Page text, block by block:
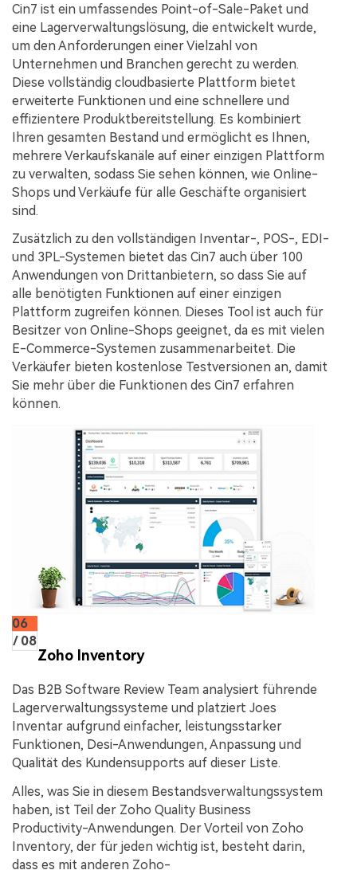
Cin7 ist ein umfassendes Point-of-Sale-Paket und
eine Lagerverwaltungslösung, die entwickelt wurde,
um den Anforderungen einer Vielzahl von
Unternehmen und Branchen gerecht zu werden.
Diese vollständig cloudbasierte Plattform bietet
erweiterte Funktionen und eine schnellere und
effizientere Produktbereitstellung. Es kombiniert
Ihren gesamten Bestand und ermöglicht es Ihnen,
mehrere Verkaufskanäle auf einer einzigen Plattform
zu verwalten, sodass Sie sehen können, wie Online-
Shops und Verkäufe für alle Geschäfte organisiert
sind.
Zusätzlich zu den vollständigen Inventar-, POS-, EDI-
und 3PL-Systemen bietet das Cin7 auch über 100
Anwendungen von Drittanbietern, so dass Sie auf
alle benötigten Funktionen auf einer einzigen
Plattform zugreifen können. Dieses Tool ist auch für
Besitzer von Online-Shops geeignet, da es mit vielen
E-Commerce-Systemen zusammenarbeitet. Die
Verkäufer bieten kostenlose Testversionen an, damit
Sie mehr über die Funktionen des Cin7 erfahren
können.
06
/ 08
Zoho Inventory
Das B2B Software Review Team analysiert führende
Lagerverwaltungssysteme und platziert Joes
Inventar aufgrund einfacher, leistungsstarker
Funktionen, Desi-Anwendungen, Anpassung und
Qualität des Kundensupports auf dieser Liste.
Alles, was Sie in diesem Bestandsverwaltungssystem
haben, ist Teil der Zoho Quality Business
Productivity-Anwendungen. Der Vorteil von Zoho
Inventory, der für jeden wichtig ist, besteht darin,
dass es mit anderen Zoho-